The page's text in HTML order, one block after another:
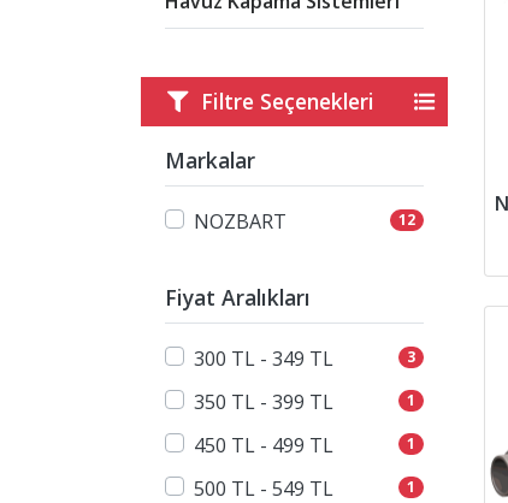
Filtre Seçenekleri
Markalar
NOZBART 12
Fiyat Aralıkları
300 TL - 349 TL 3
350 TL - 399 TL 1
450 TL - 499 TL 1
500 TL - 549 TL 1